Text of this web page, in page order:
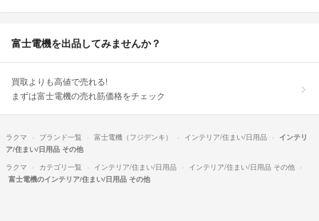
富士電機を出品してみませんか？
買取よりも高値で売れる!
まずは富士電機の売れ筋価格をチェック
ラクマ ブランド一覧 富士電機（フジデンキ） インテリア/住まい/日用品
インテリ
ア/住まい/日用品 その他
ラクマ
カテゴリ一覧 インテリア/住まい/日用品
インテリア/住まい/日用品 その他
富士電機のインテリア/住まい/日用品 その他